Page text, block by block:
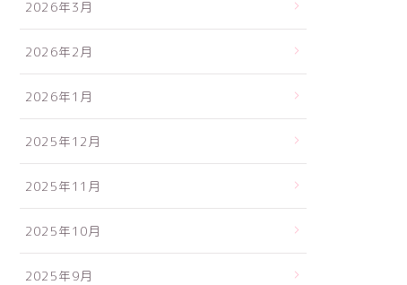
2026年3月
2026年2月
2026年1月
2025年12月
2025年11月
2025年10月
2025年9月